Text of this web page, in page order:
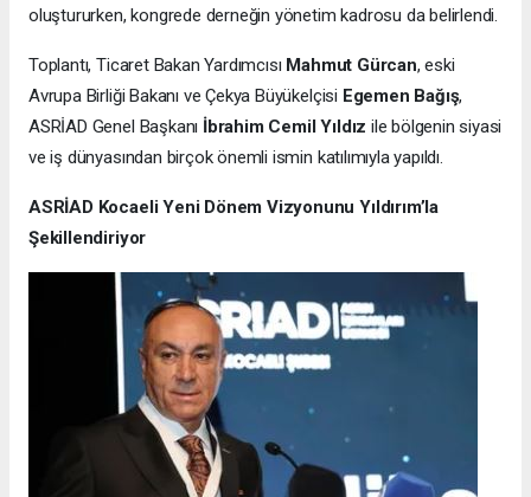
oluştururken, kongrede derneğin yönetim kadrosu da belirlendi.
Toplantı, Ticaret Bakan Yardımcısı Mahmut Gürcan, eski
Avrupa Birliği Bakanı ve Çekya Büyükelçisi Egemen Bağış,
ASRİAD Genel Başkanı İbrahim Cemil Yıldız ile bölgenin siyasi
ve iş dünyasından birçok önemli ismin katılımıyla yapıldı.
ASRİAD Kocaeli Yeni Dönem Vizyonunu Yıldırım’la
Şekillendiriyor